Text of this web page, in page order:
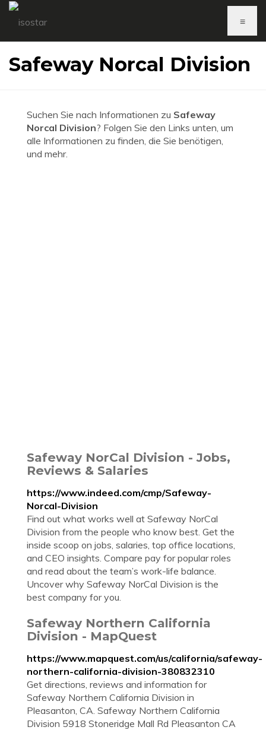
≡
Safeway Norcal Division
Suchen Sie nach Informationen zu Safeway
Norcal Division? Folgen Sie den Links unten, um
alle Informationen zu finden, die Sie benötigen,
und mehr.
Safeway NorCal Division - Jobs,
Reviews & Salaries
https://www.indeed.com/cmp/Safeway-
Norcal-Division
Find out what works well at Safeway NorCal
Division from the people who know best. Get the
inside scoop on jobs, salaries, top office locations,
and CEO insights. Compare pay for popular roles
and read about the team’s work-life balance.
Uncover why Safeway NorCal Division is the
best company for you.
Safeway Northern California
Division - MapQuest
https://www.mapquest.com/us/california/safeway-
northern-california-division-380832310
Get directions, reviews and information for
Safeway Northern California Division in
Pleasanton, CA. Safeway Northern California
Division 5918 Stoneridge Mall Rd Pleasanton CA